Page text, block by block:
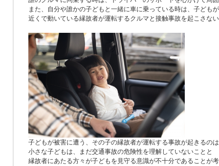
また、自分や誰かの子どもと一緒に車に乗っている時は、子ども
近くで動いている縁故者が運転するクルマと接触事故を起こさな
子どもが被害に遭う、その子の縁故者が運転する事故が起きるの
小さな子どもは、まだ交通事故の危険性を理解していないことと
縁故者にあたる方々が子どもを見守る意識が不十分であることが